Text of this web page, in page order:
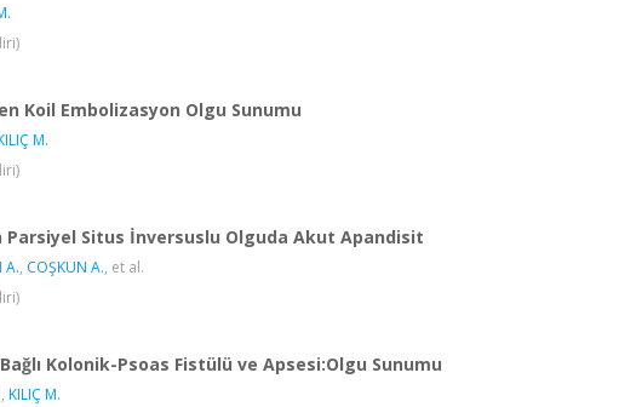
Koil Embolizasyon Olgu Sunumu
M.
Parsiyel Situs İnversuslu Olguda Akut Apandisit
A., COŞKUN A., et al.
Kolonik-Psoas Fistülü ve Apsesi:Olgu Sunumu
, KILIÇ M.